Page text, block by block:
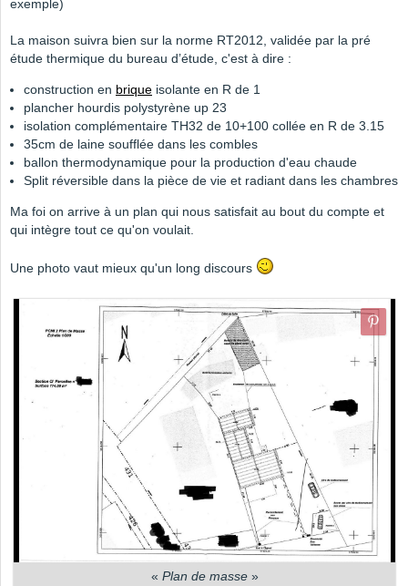
exemple)
La maison suivra bien sur la norme RT2012, validée par la pré
étude thermique du bureau d’étude, c'est à dire :
construction en brique isolante en R de 1
plancher hourdis polystyrène up 23
isolation complémentaire TH32 de 10+100 collée en R de 3.15
35cm de laine soufflée dans les combles
ballon thermodynamique pour la production d'eau chaude
Split réversible dans la pièce de vie et radiant dans les chambres
Ma foi on arrive à un plan qui nous satisfait au bout du compte et
qui intègre tout ce qu'on voulait.
Une photo vaut mieux qu'un long discours
« Plan de masse»